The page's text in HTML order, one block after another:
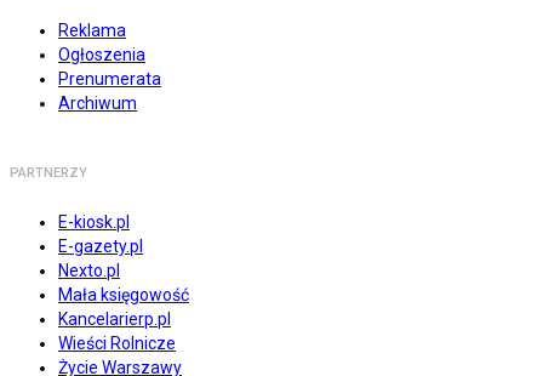
Reklama
Ogłoszenia
Prenumerata
Archiwum
PARTNERZY
E-kiosk.pl
E-gazety.pl
Nexto.pl
Mała księgowość
Kancelarierp.pl
Wieści Rolnicze
Życie Warszawy